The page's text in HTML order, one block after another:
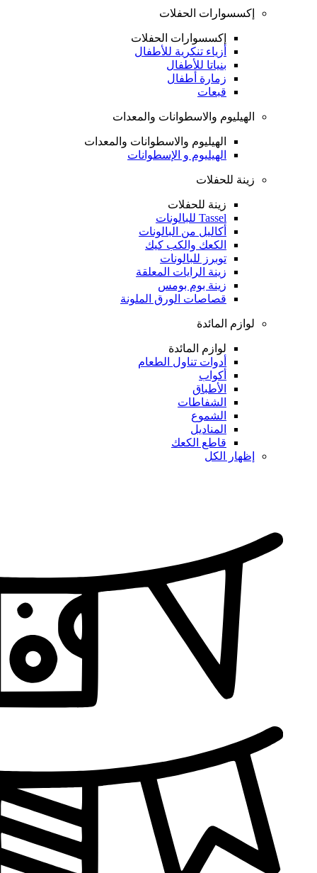
إكسسوارات الحفلات
إكسسوارات الحفلات
أزياء تنكرية للأطفال
بنياتا للأطفال
زمارة أطفال
قبعات
الهيليوم والاسطوانات والمعدات
الهيليوم والاسطوانات والمعدات
الهيليوم و الإسطوانات
زينة للحفلات
زينة للحفلات
Tassel للبالونات
أكاليل من البالونات
الكعك والكب كيك
توبرز للبالونات
زينة الرايات المعلقة
زينة بوم بومس
قصاصات الورق الملونة
لوازم المائدة
لوازم المائدة
أدوات تناول الطعام
أكواب
الأطباق
الشفاطات
الشموع
المناديل
قاطع الكعك
إظهار الكل